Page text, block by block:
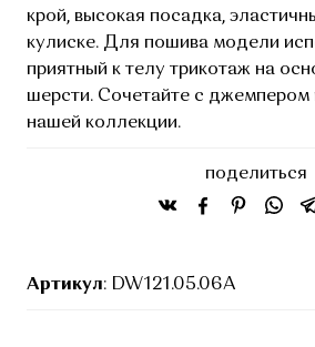
крой, высокая посадка,
кулиске. Для пошива модели
приятный к телу трикотаж на
шерсти. Сочетайте с джемпером
нашей коллекции.
поделиться
Артикул: DW121.05.06A